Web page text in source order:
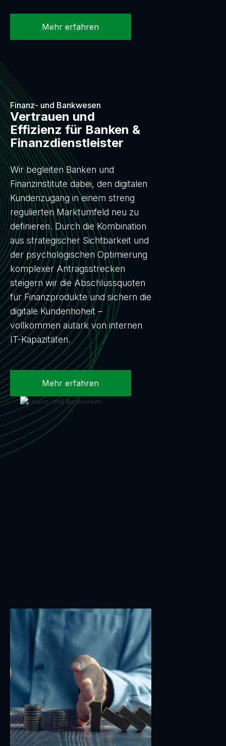
Mehr erfahren
Finanz- und Bankwesen
Vertrauen und
Effizienz für Banken &
Finanzdienstleister
Wir begleiten Banken und
Finanzinstitute dabei, den digitalen
Kundenzugang in einem streng
regulierten Marktumfeld neu zu
definieren. Durch die Kombination
aus strategischer Sichtbarkeit und
der psychologischen Optimierung
komplexer Antragsstrecken
steigern wir die Abschlussquoten
für Finanzprodukte und sichern die
digitale Kundenhoheit –
vollkommen autark von internen
IT-Kapazitäten.
Mehr erfahren